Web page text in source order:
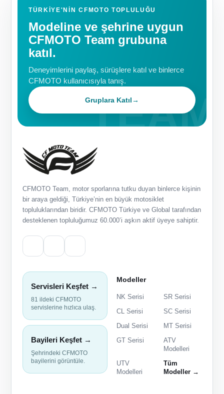
TÜRKIYE'NIN CFMOTO TOPLULUĞU
Modeline ve şehrine uygun
CFMOTO Team grubuna
katıl.
Deneyimlerini paylaş, sürüşlere katıl ve binlerce
CFMOTO kullanıcısıyla tanış.
Gruplara Katıl→
CFMOTO Team, motor sporlarına tutku duyan binlerce kişinin
bir araya geldiği, Türkiye’nin en büyük motosiklet
topluluklarından biridir. CFMOTO Türkiye ve Global tarafından
desteklenen topluluğumuz 60.000’i aşkın aktif üyeye sahiptir.
Servisleri Keşfet →
81 ildeki CFMOTO
servislerine hızlıca ulaş.
Bayileri Keşfet →
Şehrindeki CFMOTO
bayilerini görüntüle.
Modeller
NK Serisi
SR Serisi
CL Serisi
SC Serisi
Dual Serisi
MT Serisi
GT Serisi
ATV
Modelleri
UTV
Modelleri
Tüm
Modeller →